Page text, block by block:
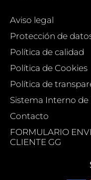
Aviso legal
Protección de
Política de calidad
Política de Cookies
Política de
Sistema Interno
Contacto
FORMULARIO
CLIENTE GG